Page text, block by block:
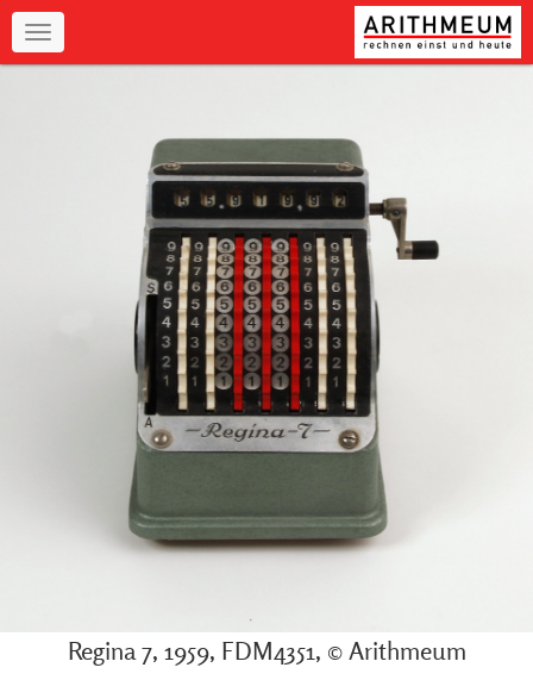
Navigation
Regina 7, 1959, FDM4351, © Arithmeum